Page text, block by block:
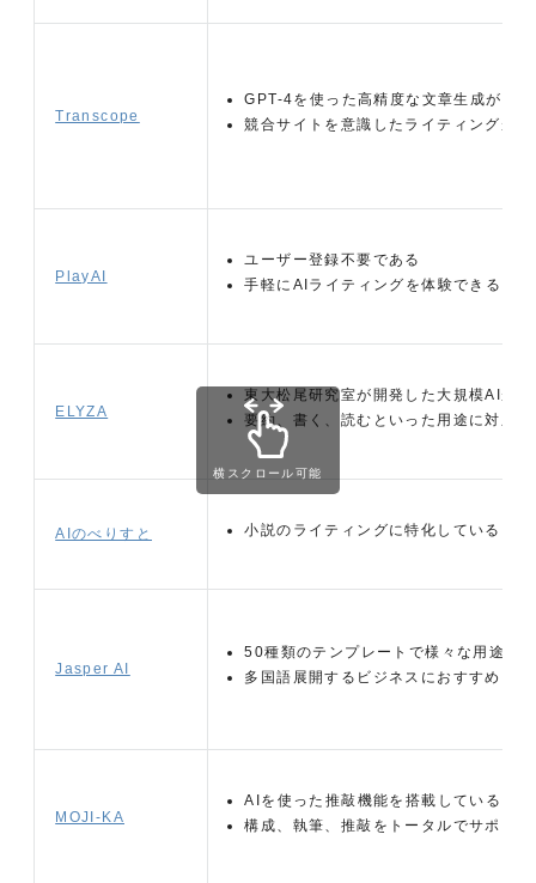
Transcope
GPT-4を使った高精度な文章生成が可
競合サイトを意識したライティングが
PlayAI
ユーザー登録不要である
手軽にAIライティングを体験できる
ELYZA
東大松尾研究室が開発した大規模AIが
要約、書く、読むといった用途に対応
AIのべりすと 小説のライティングに特化している
Jasper AI
50種類のテンプレートで様々な用途に
多国語展開するビジネスにおすすめ
MOJI-KA
AIを使った推敲機能を搭載している
構成、執筆、推敲をトータルでサポー
横スクロール可能